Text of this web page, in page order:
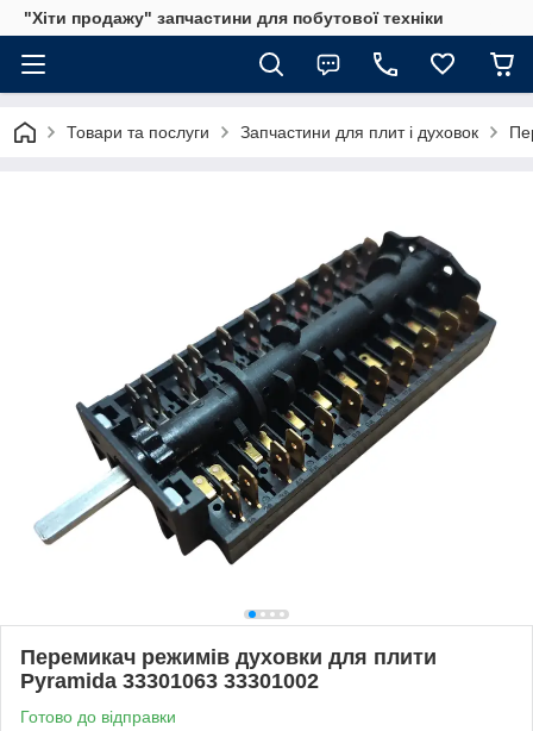
"Хіти продажу" запчастини для побутової техніки
Товари та послуги Запчастини для плит і духовок
Перемикач режимів духовки для плити
Pyramida 33301063 33301002
Готово до відправки